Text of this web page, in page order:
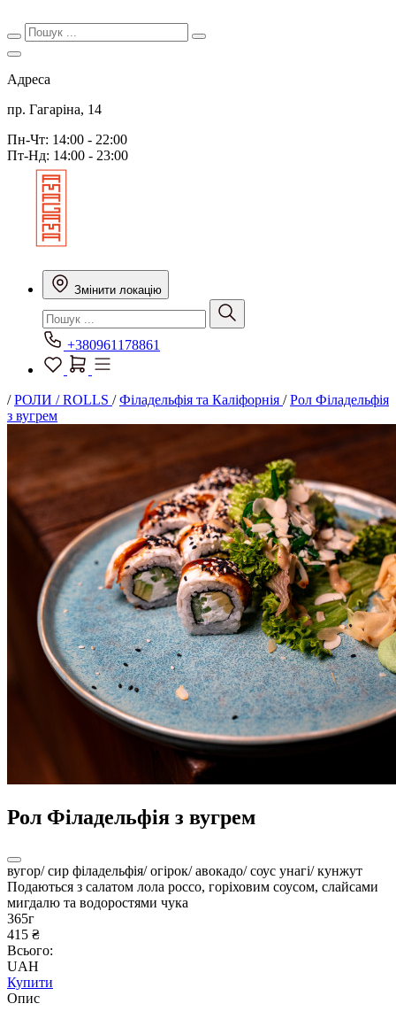
Адреса
пр. Гагаріна, 14
Пн-Чт: 14:00 - 22:00
Пт-Нд: 14:00 - 23:00
Змінити локацію
+380961178861
/РОЛИ / ROLLS /Філадельфія та Каліфорнія /Рол Філадельфія
з вугрем
Рол Філадельфія з вугрем
вугор/ сир філадельфія/ огірок/ авокадо/ соус унагі/ кунжут
Подаються з салатом лола россо, горіховим соусом, слайсами
мигдалю та водоростями чука
365г
415 ₴
Всього:
UAH
Купити
Опис